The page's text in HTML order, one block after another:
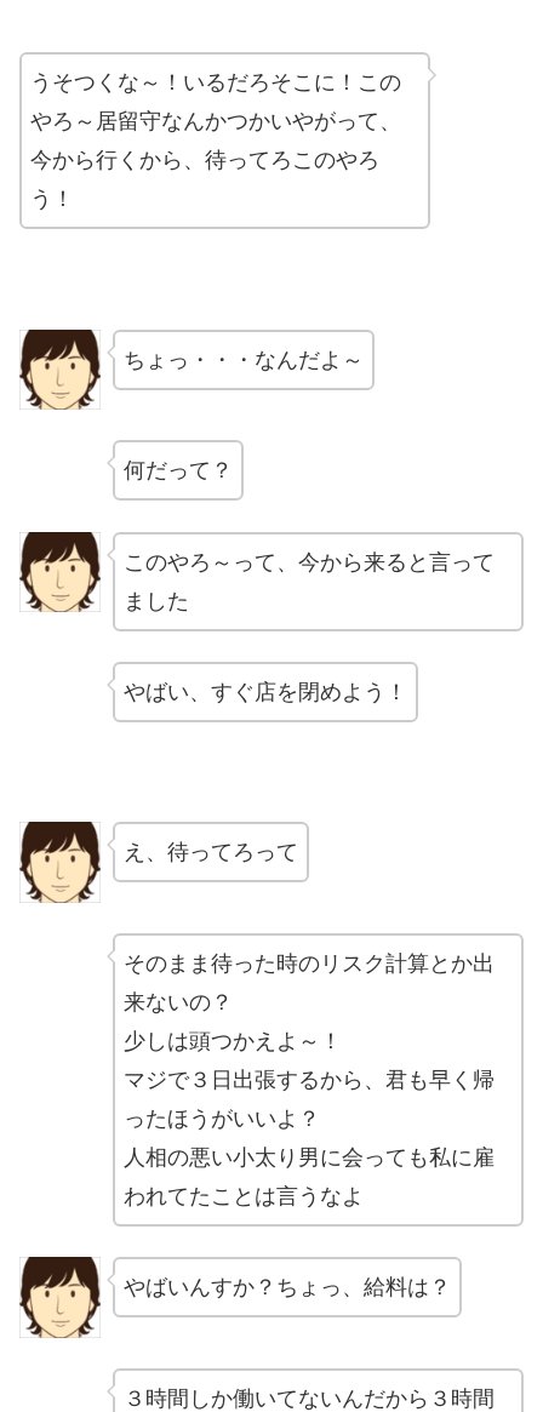
うそつくな～！いるだろそこに！この
やろ～居留守なんかつかいやがって、
今から行くから、待ってろこのやろ
う！
ちょっ・・・なんだよ～
何だって？
このやろ～って、今から来ると言って
ました
やばい、すぐ店を閉めよう！
え、待ってろって
そのまま待った時のリスク計算とか出
来ないの？
少しは頭つかえよ～！
マジで３日出張するから、君も早く帰
ったほうがいいよ？
人相の悪い小太り男に会っても私に雇
われてたことは言うなよ
やばいんすか？ちょっ、給料は？
３時間しか働いてないんだから３時間